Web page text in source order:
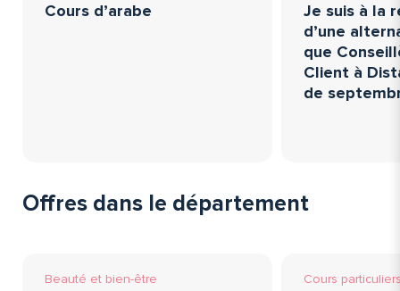
Cours d’arabe
Je suis à la
d’une
que
Client à
de
Offres dans le département
Beauté et bien-être Cours